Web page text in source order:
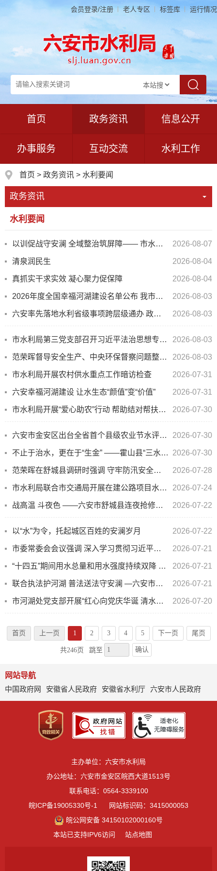
会员登录/注册 老人专区 标签库 运行情况
首页 政务资讯 信息公开
办事服务 互动交流 水利工作
首页 > 政务资讯 > 水利要闻
政务资讯
水利要闻
以训促战守安澜 全域整治筑屏障—— 市水利局召开中小型水库保坝应急培训暨 “大排查、大整治... 2026-08-07
清泉润民生 2026-08-04
真抓实干求实效 凝心聚力促保障 2026-08-04
2026年度全国幸福河湖建设名单公布 我市燕子河成功入选 2026-08-03
六安率先落地水利省级事项跨层级通办 政务服务实现就近可办 2026-08-03
市水利局第三党支部召开习近平法治思想专题学习会 2026-08-03
范荣晖督导安全生产、中央环保督察问题整改、河湖长制等重点工作 2026-08-03
市水利局开展农村供水重点工作暗访检查 2026-07-31
六安幸福河湖建设 让水生态“颜值”变“价值” 2026-07-31
市水利局开展“爱心助农”行动 帮助结对帮扶村销售西瓜 2026-07-30
六安市金安区出台全省首个县级农业节水评定办法 让农业节水量“看得见、算得清” 2026-07-30
不止于治水，更在于“生金” ——霍山县“三水统筹”重塑乡村水价值 2026-07-30
范荣晖在舒城县调研时强调 守牢防汛安全底线 狠抓环保问题整改 切实维护群众生命安全、社会大... 2026-07-28
市水利局联合市交通局开展在建公路项目水土保持监督检查 2026-07-24
战高温 斗夜色 ——六安市舒城县连夜抢修破裂供水管道守护农村“生命线” 2026-07-22
以“水”为令，托起城区百姓的安澜岁月 2026-07-22
市委常委会会议强调 深入学习贯彻习近平总书记重要讲话指示精神 扎实做好防汛减灾救灾各项工作 2026-07-21
“十四五”期间用水总量和用水强度持续双降 我市水资源节约集约利用水平显著提升 2026-07-21
联合执法护河湖 普法送法守安澜 —六安市开展重点水域（区域）联合执法巡查行动 2026-07-21
市河湖处党支部开展“红心向党庆华诞 清水利民谱新篇” 庆祝建党105周年主题党日活动 2026-07-20
首页 上一页 1 2 3 4 5 下一页 尾页
共246页 跳至 确认
网站导航
中国政府网
安徽省人民政府 安徽省水利厅 六安市人民政府
主办单位：六安市水利局
办公地址：六安市金安区皖西大道1513号
联系电话：0564-3339100
皖ICP备19005330号-1
网站标识码：3415000053
皖公网安备 34150102000160号
本站已支持IPV6访问
站点地图